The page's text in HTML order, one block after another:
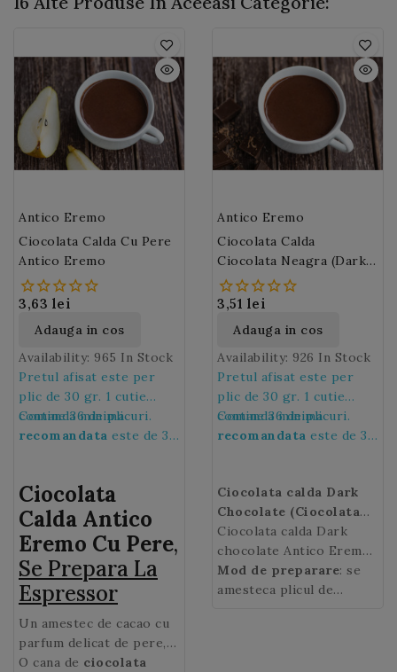
Antico Eremo
Ciocolata Calda Cu Pere
Antico Eremo
3,63 lei
Adauga in cos
Availability: 965 In Stock
Pretul afisat este per
plic de 30 gr. 1 cutie
contine 36 de plicuri.
Comanda minima
recomandata este de 36
Ciocolata
Calda Antico
Eremo Cu Pere,
Se Prepara La
Espressor
Un amestec de cacao cu
parfum delicat de pere,
degustati o specialitate a
O cana de ciocolata
Antico Eremo
Ciocolata Calda
Ciocolata Neagra (Dark)
Antico Eremo
3,51 lei
Adauga in cos
Availability: 926 In Stock
Pretul afisat este per
plic de 30 gr. 1 cutie
contine 36 de plicuri.
Comanda minima
recomandata este de 36
Ciocolata calda Dark
Chocolate (Ciocolata
neagra) Antico
Eremo,se prepara la
Espressor
Ciocolata calda Dark
chocolate Antico Eremo
are o aroma unica de
cacao cu note amaruie
Mod de preparare: se
amesteca plicul de